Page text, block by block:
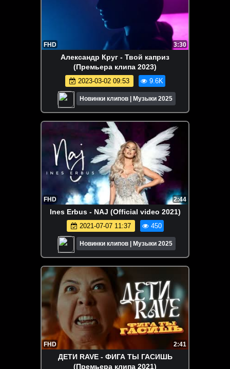
FHD 3:30
Александр Круг - Твой каприз
(Премьера клипа 2023)
2023-03-02 09:53 9.6K
Новинки клипов | Музыки 2025
FHD 2:44
Ines Erbus - NAJ (Official video 2021)
2021-07-07 11:37 450
Новинки клипов | Музыки 2025
FHD 2:41
ДЕТИ RAVE - ФИГА ТЫ ГАСИШЬ
(Премьера клипа 2021)